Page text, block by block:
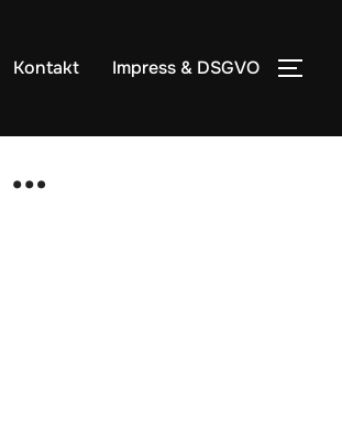
Kontakt Impress & DSGVO
…